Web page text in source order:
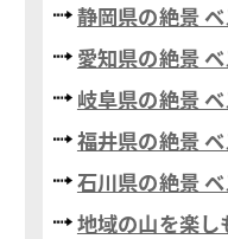
静岡県の絶景
愛知県の絶景
岐阜県の絶景
福井県の絶景
石川県の絶景
地域の山を楽し